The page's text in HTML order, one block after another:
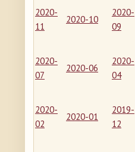
2020-
11
2020-10
2020-
09
2020-
07
2020-06
2020-
04
2020-
02
2020-01
2019-
12